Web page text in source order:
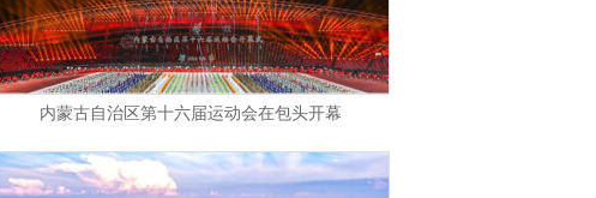
内蒙古自治区第十六届运动会在包头开幕